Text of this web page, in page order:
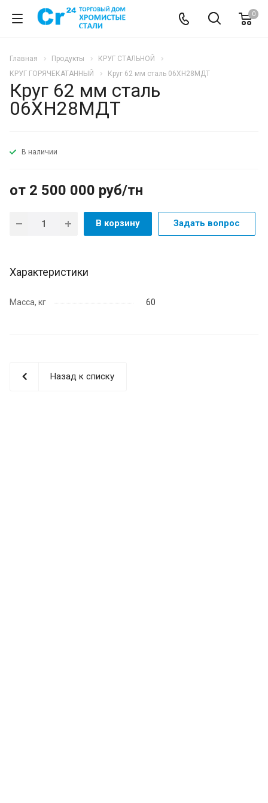
0
Главная Продукты
КРУГ СТАЛЬНОЙ
КРУГ ГОРЯЧЕКАТАННЫЙ
Круг 62 мм сталь 06ХН28МДТ
Круг 62 мм сталь
06ХН28МДТ
В наличии
от 2 500 000 руб/тн
В корзину Задать вопрос
Характеристики
Масса, кг 60
Назад к списку